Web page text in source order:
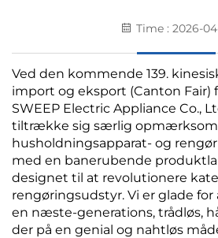
Time : 2026-
Ved den kommende 139.
import og eksport (Canton Fair)
SWEEP Electric Appliance Co.,
tiltrække sig særlig
husholdningsapparat- og
med en banerubende
designet til at revolutionere
rengøringsudstyr. Vi er glade for
en næste-generations, trådløs,
der på en genial og nahtløs